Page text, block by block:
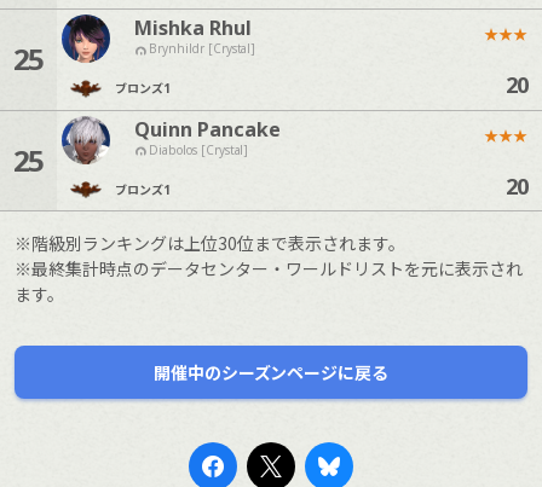
25
Mishka Rhul
Brynhildr [Crystal]
ブロンズ1
★★★
20
25
Quinn Pancake
Diabolos [Crystal]
ブロンズ1
★★★
20
※階級別ランキングは上位30位まで表示されます。
※最終集計時点のデータセンター・ワールドリストを元に表示され
ます。
開催中のシーズンページに戻る